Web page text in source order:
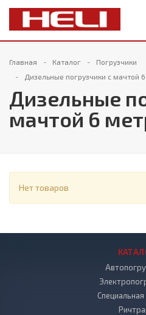
Главная Каталог
Погрузчики
Дизельные погрузчики с мачтой
Дизельные
мачтой 6
Нет товаров